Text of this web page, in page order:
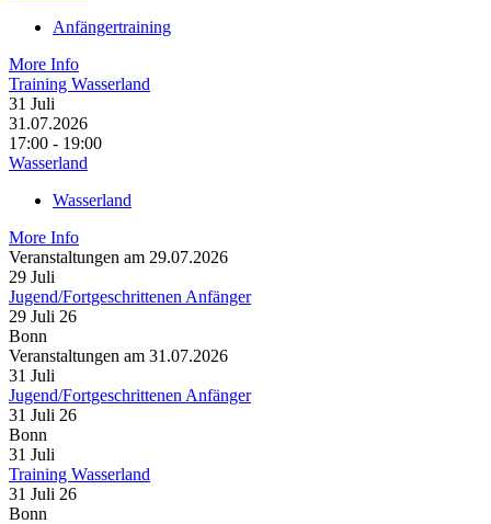
Anfängertraining
More Info
Training Wasserland
31 Juli
31.07.2026
17:00 - 19:00
Wasserland
Wasserland
More Info
Veranstaltungen am 29.07.2026
29 Juli
Jugend/Fortgeschrittenen Anfänger
29 Juli 26
Bonn
Veranstaltungen am 31.07.2026
31 Juli
Jugend/Fortgeschrittenen Anfänger
31 Juli 26
Bonn
31 Juli
Training Wasserland
31 Juli 26
Bonn